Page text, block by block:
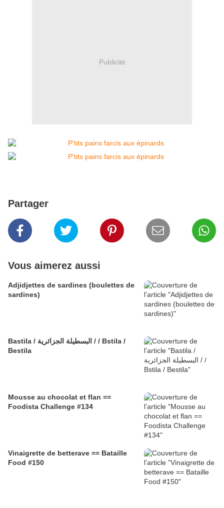
Publicité
Partager
Vous aimerez aussi
Adjidjettes de sardines (boulettes de
sardines)
Bastila / البسطيلة الجزائرية / / Bstila /
Bestila
Mousse au chocolat et flan ==
Foodista Challenge #134
Vinaigrette de betterave == Bataille
Food #150